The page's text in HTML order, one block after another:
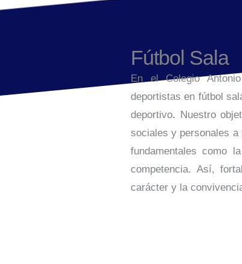
Fútbol Sala
En el Colegio
deportistas en fútbol
deportivo. Nuestro
sociales y personales
fundamentales como
competencia. Así,
carácter y la